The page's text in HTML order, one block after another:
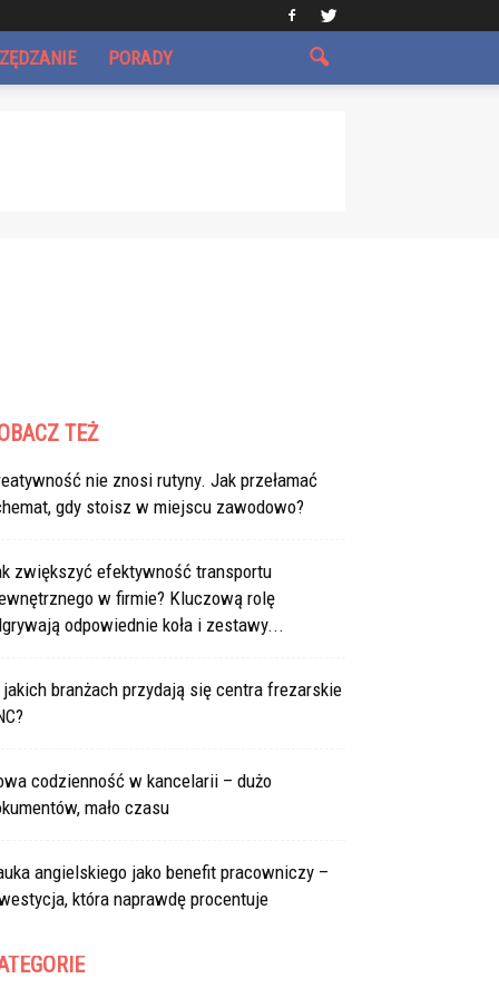
PORADY
TEŻ
nie znosi rutyny. Jak przełamać
gdy stoisz w miejscu zawodowo?
zwiększyć efektywność transportu
w firmie? Kluczową rolę
odpowiednie koła i zestawy...
jakich branżach przydają się centra frezarskie
codzienność w kancelarii – dużo
mało czasu
angielskiego jako benefit pracowniczy –
która naprawdę procentuje